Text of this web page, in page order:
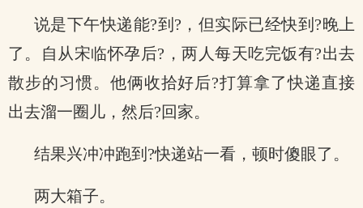
说是下午快递能?到?，但实际已经快到?晚上
了。自从宋临怀孕后?，两人每天吃完饭有?出去
散步的习惯。他俩收拾好后?打算拿了快递直接
出去溜一圈儿，然后?回家。
结果兴冲冲跑到?快递站一看，顿时傻眼了。
两大箱子。